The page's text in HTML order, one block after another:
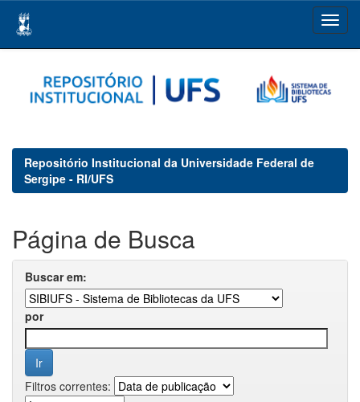
navigation
Repositório Institucional da Universidade Federal de
Sergipe - RI/UFS
Página de Busca
Buscar em:
por
Filtros correntes: